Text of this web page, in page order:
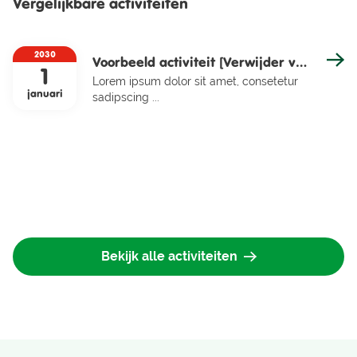
2030
1
januari
Voorbeeld activiteit [Verwijder van
nieuwe site]
Lorem ipsum dolor sit amet, consetetur
sadipscing ...
Bekijk alle activiteiten